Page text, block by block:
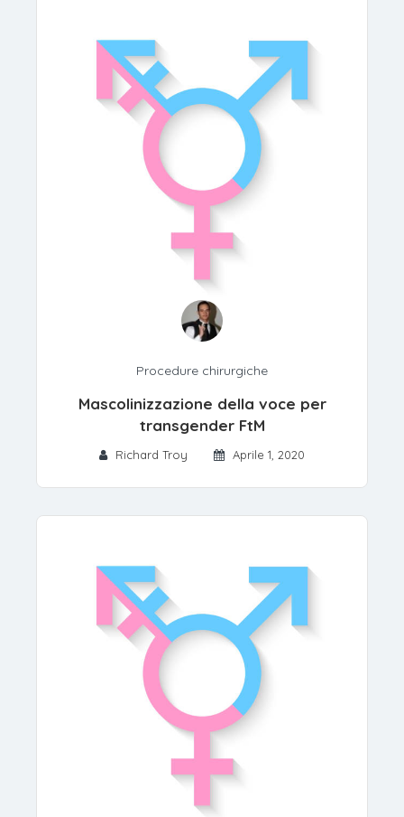
Procedure chirurgiche
Mascolinizzazione della voce per
transgender FtM
Richard Troy Aprile 1, 2020